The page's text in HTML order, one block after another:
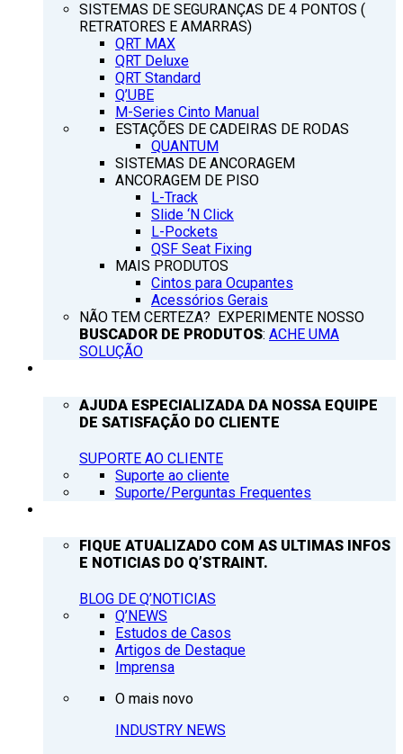
SISTEMAS DE SEGURANÇAS DE 4 PONTOS (
RETRATORES E AMARRAS)
QRT MAX
QRT Deluxe
QRT Standard
Q’UBE
M-Series Cinto Manual
ESTAÇÕES DE CADEIRAS DE RODAS
QUANTUM
SISTEMAS DE ANCORAGEM
ANCORAGEM DE PISO
L-Track
Slide ‘N Click
L-Pockets
QSF Seat Fixing
MAIS PRODUTOS
Cintos para Ocupantes
Acessórios Gerais
NÃO TEM CERTEZA? EXPERIMENTE NOSSO
BUSCADOR DE PRODUTOS: ACHE UMA
SOLUÇÃO
AJUDA ESPECIALIZADA DA NOSSA EQUIPE
DE SATISFAÇÃO DO CLIENTE
SUPORTE AO CLIENTE
Suporte ao cliente
Suporte/Perguntas Frequentes
FIQUE ATUALIZADO COM AS ULTIMAS INFOS
E NOTICIAS DO Q’STRAINT.
BLOG DE Q’NOTICIAS
Q’NEWS
Estudos de Casos
Artigos de Destaque
Imprensa
O mais novo
INDUSTRY NEWS